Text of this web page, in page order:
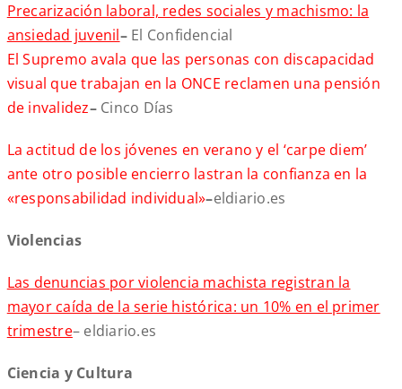
Precarización laboral, redes sociales y machismo: la
ansiedad juvenil– El Confidencial
El Supremo avala que las personas con discapacidad
visual que trabajan en la ONCE reclamen una pensión
de invalidez– Cinco Días
La actitud de los jóvenes en verano y el ‘carpe diem’
ante otro posible encierro lastran la confianza en la
«responsabilidad individual»–eldiario.es
Violencias
Las denuncias por violencia machista registran la
mayor caída de la serie histórica: un 10% en el primer
trimestre– eldiario.es
Ciencia y Cultura